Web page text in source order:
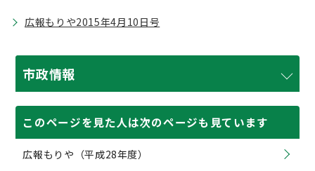
広報もりや2015年4月10日号
市政情報
このページを見た人は次のページも見ています
広報もりや（平成28年度）